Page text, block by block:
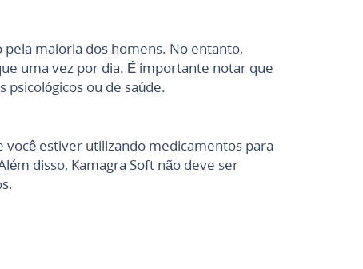
pela maioria dos homens. No entanto,
uma vez por dia. É importante notar que
ou de saúde.
estiver utilizando medicamentos para
disso, Kamagra Soft não deve ser